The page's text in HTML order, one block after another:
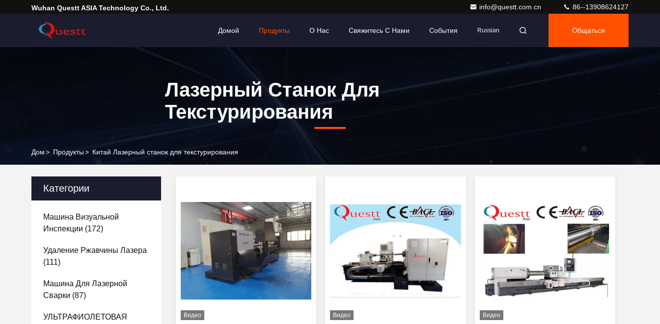
Wuhan Questt ASIA Technology Co., Ltd. info@questt.com.cn 86--13908624127
Домой Продукты О Нас Свяжитесь С Нами События Russian Общаться
Лазерный Станок Для
Текстурирования
Дом> Продукты> Китай Лазерный станок для текстурирования
Категории
Машина Визуальной
Инспекции (172)
Удаление Ржавчины Лазера
(111)
Машина Для Лазерной
Сварки (87)
УЛЬТРАФИОЛЕТОВАЯ
Видео Видео Видео